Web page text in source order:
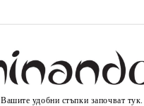
Вашите удобни стъпки започват тук.